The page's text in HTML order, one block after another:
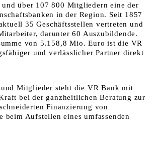
über 107 800 Mitgliedern eine der
in der Region. Seit 1857
35 Geschäftsstellen vertreten und
darunter 60 Auszubildende.
von 5.158,8 Mio. Euro ist die VR
und verlässlicher Partner direkt
Mitglieder steht die VR Bank mit
bei der ganzheitlichen Beratung zur
Finanzierung von
beim Aufstellen eines umfassenden